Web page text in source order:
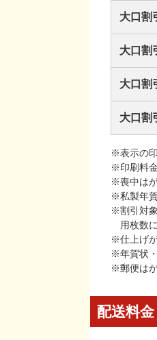
大口割
大口割
大口割
大口割
※表示の
※印刷料
※喪中は
※私製年
※割引対
用枚数
※仕上げ
※年賀状
※郵便は
配送料金